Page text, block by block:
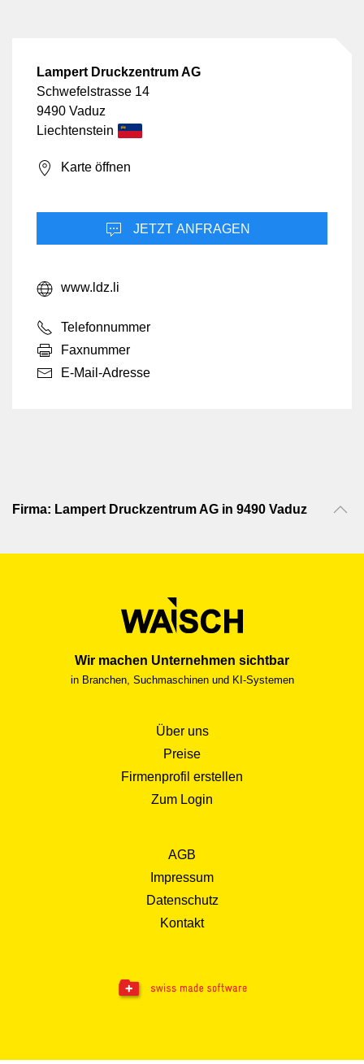
Lampert Druckzentrum AG
Schwefelstrasse 14
9490 Vaduz
Liechtenstein
Karte öffnen
JETZT ANFRAGEN
www.ldz.li
Telefonnummer
Faxnummer
E-Mail-Adresse
Firma: Lampert Druckzentrum AG in 9490 Vaduz
Wir machen Unternehmen sichtbar
in Branchen, Suchmaschinen und KI-Systemen
Über uns
Preise
Firmenprofil erstellen
Zum Login
AGB
Impressum
Datenschutz
Kontakt